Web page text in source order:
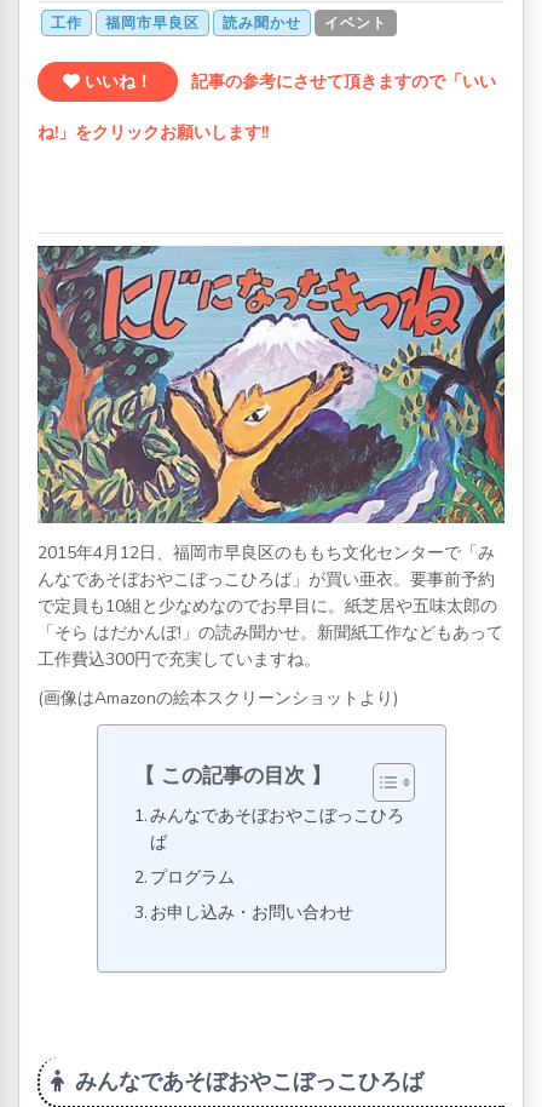
工作 福岡市早良区 読み聞かせ イベント
いいね！ 記事の参考にさせて頂きますので「いい
ね!」をクリックお願いします!!
2015年4月12日、福岡市早良区のももち文化センターで「み
んなであそぼおやこぼっこひろば」が買い亜衣。要事前予約
で定員も10組と少なめなのでお早目に。紙芝居や五味太郎の
「そら はだかんぼ!」の読み聞かせ。新聞紙工作などもあって
工作費込300円で充実していますね。
(画像はAmazonの絵本スクリーンショットより)
この記事の目次
みんなであそぼおやこぼっこひろ
ば
プログラム
お申し込み・お問い合わせ
みんなであそぼおやこぼっこひろば